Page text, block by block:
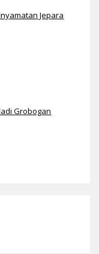
Jepara
Grobogan